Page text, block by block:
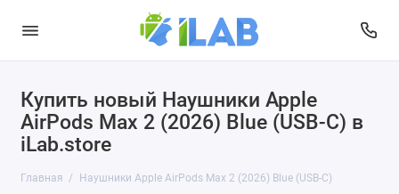
Купить новый Наушники Apple
AirPods Max 2 (2026) Blue (USB-C) в
iLab.store
Главная Наушники Apple AirPods Max 2 (2026) Blue (USB-C)